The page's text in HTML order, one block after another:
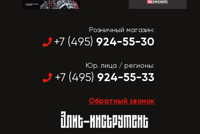
Розничный магазин:
+7 (495) 924-55-30
Юр. лица / регионы:
+7 (495) 924-55-33
Обратный звонок